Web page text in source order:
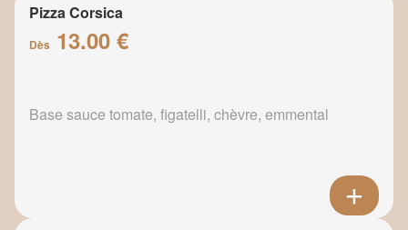
Pizza Corsica
Dès 13.00 €
Base sauce tomate, figatelli, chèvre, emmental